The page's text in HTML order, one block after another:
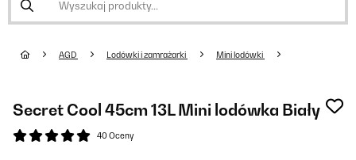
AGD Lodówki i zamrażarki Mini lodówki
Secret Cool 45cm 13L Mini lodówka Biały
40 Oceny